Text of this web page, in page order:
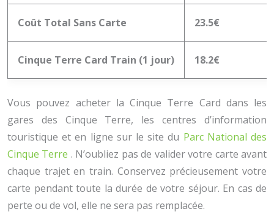
Coût Total Sans Carte 23.5€
Cinque Terre Card Train (1 jour) 18.2€
Vous pouvez acheter la Cinque Terre Card dans les
gares des Cinque Terre, les centres d’information
touristique et en ligne sur le site du Parc National des
Cinque Terre . N’oubliez pas de valider votre carte avant
chaque trajet en train. Conservez précieusement votre
carte pendant toute la durée de votre séjour. En cas de
perte ou de vol, elle ne sera pas remplacée.